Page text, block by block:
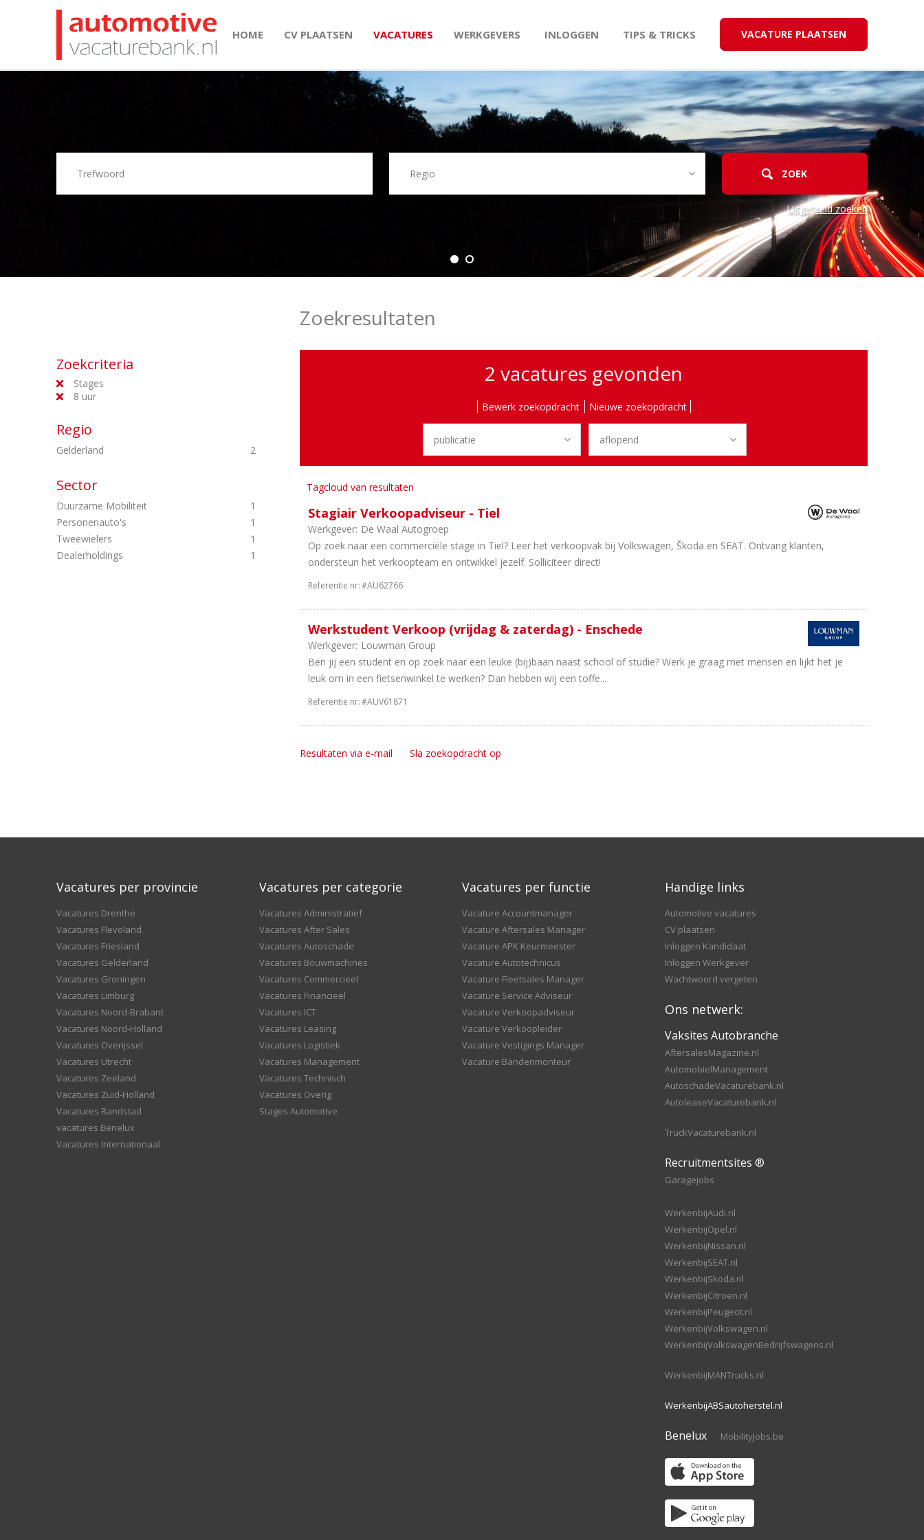
HOME CV PLAATSEN VACATURES WERKGEVERS INLOGGEN TIPS & TRICKS VACATURE PLAATSEN
Uitgebreid zoeken
Zoekcriteria
Stages
8 uur
Regio
Gelderland 2
Sector
Duurzame Mobiliteit
1
Personenauto's
1
Tweewielers
1
Dealerholdings
1
Zoekresultaten
2 vacatures gevonden
Bewerk zoekopdracht Nieuwe zoekopdracht
Tagcloud van resultaten
Stagiair Verkoopadviseur - Tiel
Werkgever: De Waal Autogroep
Op zoek naar een commerciële stage in Tiel? Leer het verkoopvak bij Volkswagen, Škoda en SEAT. Ontvang klanten,
ondersteun het verkoopteam en ontwikkel jezelf. Solliciteer direct!
Referentie nr:#AU62766
Werkstudent Verkoop (vrijdag & zaterdag) - Enschede
Werkgever: Louwman Group
Ben jij een student en op zoek naar een leuke (bij)baan naast school of studie? Werk je graag met mensen en lijkt het je
leuk om in een fietsenwinkel te werken? Dan hebben wij een toffe...
Referentie nr:#AUV61871
Resultaten via e-mail Sla zoekopdracht op
Vacatures per provincie
Vacatures Drenthe
Vacatures Flevoland
Vacatures Friesland
Vacatures Gelderland
Vacatures Groningen
Vacatures Limburg
Vacatures Noord-Brabant
Vacatures Noord-Holland
Vacatures Overijssel
Vacatures Utrecht
Vacatures Zeeland
Vacatures Zuid-Holland
Vacatures Randstad
vacatures Benelux
Vacatures Internationaal
Vacatures per categorie
Vacatures Administratief
Vacatures After Sales
Vacatures Autoschade
Vacatures Bouwmachines
Vacatures Commercieel
Vacatures Financieel
Vacatures ICT
Vacatures Leasing
Vacatures Logistiek
Vacatures Management
Vacatures Technisch
Vacatures Overig
Stages Automotive
Vacatures per functie
Vacature Accountmanager
Vacature Aftersales Manager
Vacature APK Keurmeester
Vacature Autotechnicus
Vacature Fleetsales Manager
Vacature Service Adviseur
Vacature Verkoopadviseur
Vacature Verkoopleider
Vacature Vestigings Manager
Vacature Bandenmonteur
Handige links
Automotive vacatures
CV plaatsen
Inloggen Kandidaat
Inloggen Werkgever
Wachtwoord vergeten
Ons netwerk:
Vaksites Autobranche
AftersalesMagazine.nl
AutomobielManagement
AutoschadeVacaturebank.nl
AutoleaseVacaturebank.nl
TruckVacaturebank.nl
Recruitmentsites ®
Garagejobs
WerkenbijAudi.nl
WerkenbijOpel.nl
WerkenbijNissan.nl
WerkenbijSEAT.nl
WerkenbijSkoda.nl
WerkenbijCitroen.nl
WerkenbijPeugeot.nl
WerkenbijVolkswagen.nl
WerkenbijVolkswagenBedrijfswagens.nl
WerkenbijMANTrucks.nl
WerkenbijABSautoherstel.nl
Benelux MobilityJobs.be